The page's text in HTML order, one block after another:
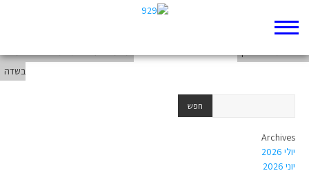
בשדה
Archives
יולי 2026
יוני 2026